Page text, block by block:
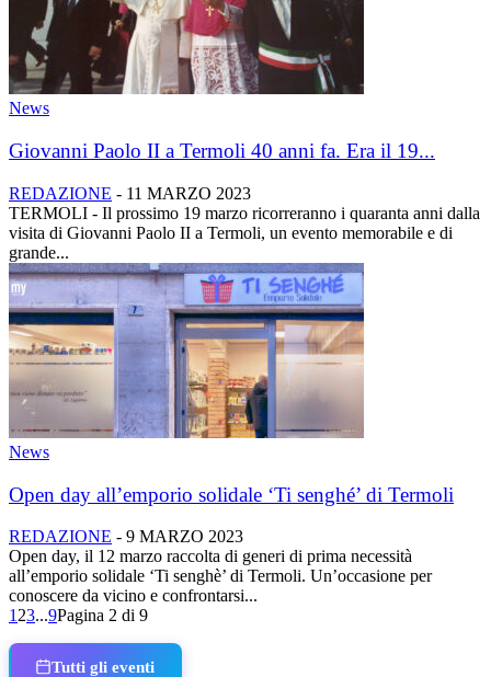
News
Giovanni Paolo II a Termoli 40 anni fa. Era il 19...
REDAZIONE - 11 MARZO 2023
TERMOLI - Il prossimo 19 marzo ricorreranno i quaranta anni dalla
visita di Giovanni Paolo II a Termoli, un evento memorabile e di
grande...
News
Open day all’emporio solidale ‘Ti senghé’ di Termoli
REDAZIONE - 9 MARZO 2023
Open day, il 12 marzo raccolta di generi di prima necessità
all’emporio solidale ‘Ti senghè’ di Termoli. Un’occasione per
conoscere da vicino e confrontarsi...
1 23...9Pagina 2 di 9
Tutti gli eventi